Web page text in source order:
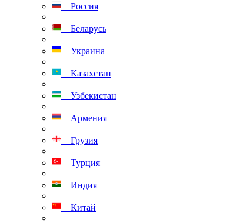
Россия
Беларусь
Украина
Казахстан
Узбекистан
Армения
Грузия
Турция
Индия
Китай